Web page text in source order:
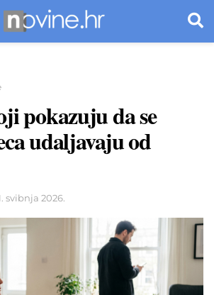
pokazuju da se
udaljavaju od
svibnja 2026.